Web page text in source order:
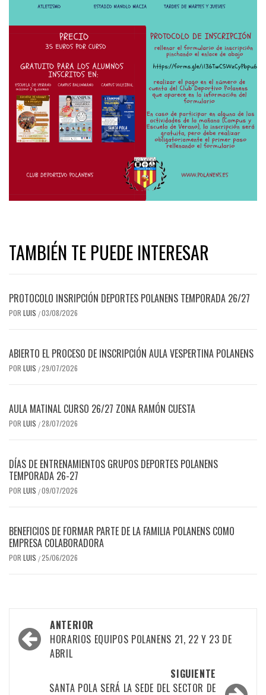
TAMBIÉN TE PUEDE INTERESAR
PROTOCOLO INSRIPCIÓN DEPORTES POLANENS TEMPORADA 26/27
POR LUIS /03/08/2026
ABIERTO EL PROCESO DE INSCRIPCIÓN AULA VESPERTINA POLANENS
POR LUIS /29/07/2026
AULA MATINAL CURSO 26/27 ZONA RAMÓN CUESTA
POR LUIS /28/07/2026
DÍAS DE ENTRENAMIENTOS GRUPOS DEPORTES POLANENS
TEMPORADA 26-27
POR LUIS /09/07/2026
BENEFICIOS DE FORMAR PARTE DE LA FAMILIA POLANENS COMO
EMPRESA COLABORADORA
POR LUIS /25/06/2026
Navegación
por
entradas
ANTERIOR
HORARIOS EQUIPOS POLANENS 21, 22 Y 23 DE
ABRIL
SIGUIENTE
SANTA POLA SERÁ LA SEDE DEL SECTOR DE